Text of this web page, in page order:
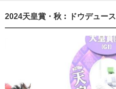
2024天皇賞・秋︰ドウデュース